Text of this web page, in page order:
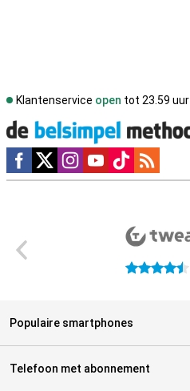
Klantenservice open tot 23.59 uur
Social media
4.5 sterren
Populaire smartphones
Telefoon met abonnement